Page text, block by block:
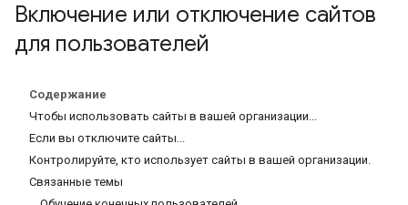
Включение или отключение сайтов
для пользователей
Содержание
Чтобы использовать сайты в вашей организации...
Если вы отключите сайты...
Контролируйте, кто использует сайты в вашей организации.
Связанные темы